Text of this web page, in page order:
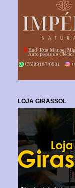
LOJA GIRASSOL